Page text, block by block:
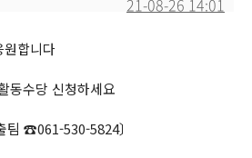
21-08-26 14:01
원합니다
동수당 신청하세요
팀 ☎061-530-5824〕